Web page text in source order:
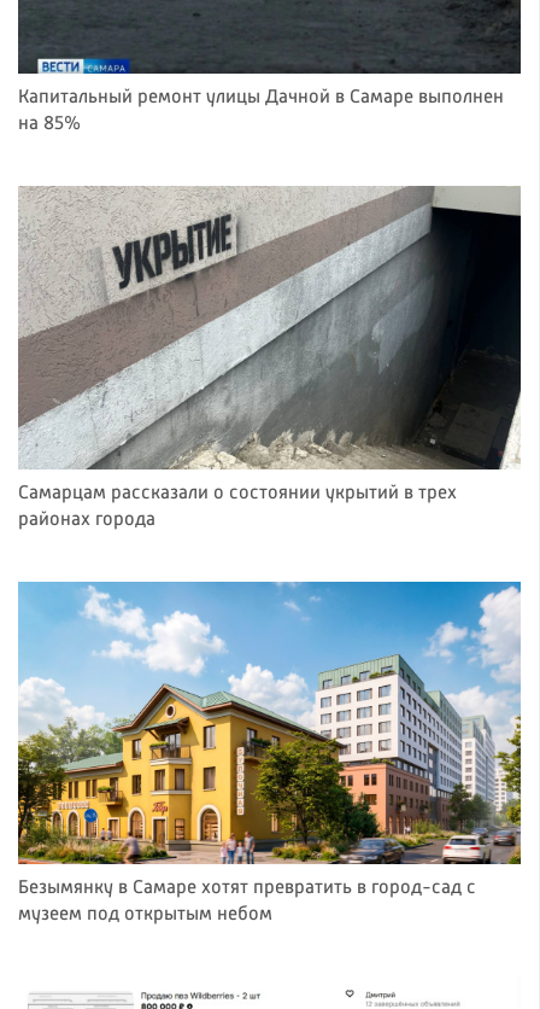
Капитальный ремонт улицы Дачной в Самаре выполнен
на 85%
Самарцам рассказали о состоянии укрытий в трех
районах города
Безымянку в Самаре хотят превратить в город-сад с
музеем под открытым небом